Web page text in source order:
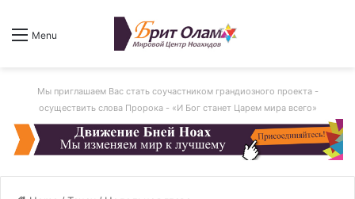
Menu
Мы приглашаем Вас стать соучастником грандиозного проекта -
осуществить слова Пророка - «И Бог станет Царем мира всего»